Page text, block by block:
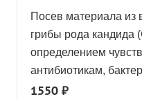
Посев материала из
грибы рода кандида
определением
антибиотикам,
антимикотическим
1550 ₽